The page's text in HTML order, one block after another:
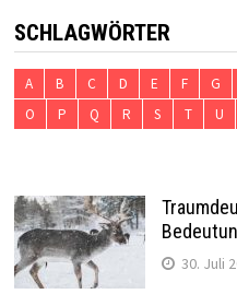
SCHLAGWÖRTER
A B C D E F G
O
P Q R S T U
30. Juli